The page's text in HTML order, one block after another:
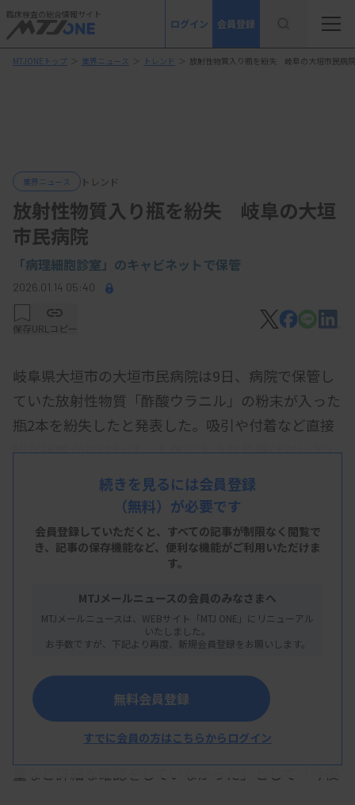
臨床検査の総合情報サイト
ログイン 会員登録
MTJONEトップ ＞ 業界ニュース ＞ トレンド ＞ 放射性物質入り瓶を紛失 岐阜の大垣市民病院
業界ニュース トレンド
放射性物質入り瓶を紛失 岐阜の大垣
市民病院
「病理細胞診室」のキャビネットで保管
2026.01.14 05:40
保存URLコピー
岐阜県大垣市の大垣市民病院は9日、病院で保管し
ていた放射性物質「酢酸ウラニル」の粉末が入った
瓶2本を紛失したと発表した。吸引や付着など直接
的な接触がなければ、人体に大きな影響はないとし
病院によると、瓶は「病理細胞診室」と呼ばれる部
屋のキャビネットに施錠し保管。電子顕微鏡を
2009年まで用い、細胞などを観察する際に使って
21年7月まで所在を確認できていたが、今年1月、
際、紛失に気付いた。2本にはそれぞれ14グラムと
3グラムが残っていた。
病院は「使用することのない薬剤だったため、内容
量など詳細な確認をしていなかった」として「今後
続きを見るには会員登録
（無料）が必要です
会員登録していただくと、すべての記事が制限なく閲覧で
き、 記事の保存機能など、便利な機能がご利用いただけま
す。
MTJメールニュースの会員のみなさまへ
MTJメールニュースは、WEBサイト「MTJ ONE」にリニューアル
いたしました。
お手数ですが、下記より再度、新規会員登録をお願いします。
無料会員登録
すでに会員の方はこちらからログイン